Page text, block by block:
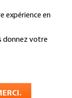
expérience en
donnez votre
Recherche